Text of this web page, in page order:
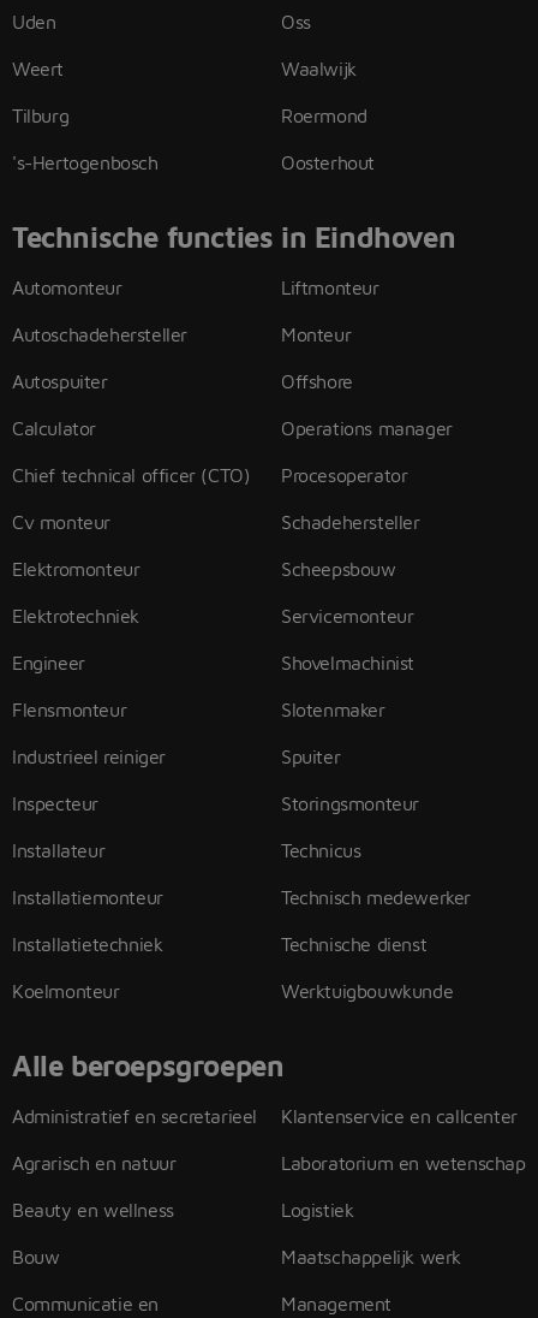
Uden
Weert
Tilburg
's-Hertogenbosch
Oss
Waalwijk
Roermond
Oosterhout
Technische functies in Eindhoven
Automonteur
Autoschadehersteller
Autospuiter
Calculator
Chief technical officer (CTO)
Cv monteur
Elektromonteur
Elektrotechniek
Engineer
Flensmonteur
Industrieel reiniger
Inspecteur
Installateur
Installatiemonteur
Installatietechniek
Koelmonteur
Liftmonteur
Monteur
Offshore
Operations manager
Procesoperator
Schadehersteller
Scheepsbouw
Servicemonteur
Shovelmachinist
Slotenmaker
Spuiter
Storingsmonteur
Technicus
Technisch medewerker
Technische dienst
Werktuigbouwkunde
Alle beroepsgroepen
Administratief en secretarieel
Agrarisch en natuur
Beauty en wellness
Bouw
Communicatie en
Klantenservice en callcenter
Laboratorium en wetenschap
Logistiek
Maatschappelijk werk
Management